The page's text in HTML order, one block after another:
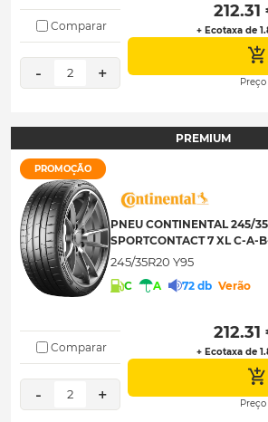
Comparar
- 2 +
212.31
+ Ecotaxa de
PREMIUM
PROMOÇÃO
PNEU CONTINENTAL 245/
SPORTCONTACT 7 XL C-A-
245/35R20 Y95
C A 72 db Verão
Comparar
- 2 +
212.31
+ Ecotaxa de